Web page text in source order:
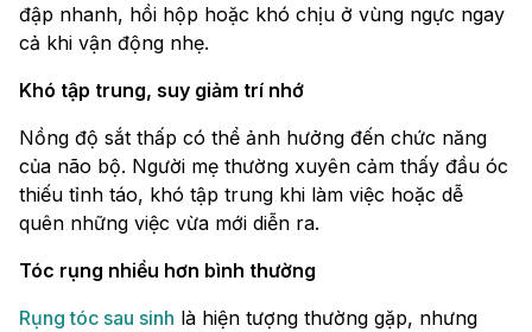
đập nhanh, hồi hộp hoặc khó chịu ở vùng ngực ngay
cả khi vận động nhẹ.
Khó tập trung, suy giảm trí nhớ
Nồng độ sắt thấp có thể ảnh hưởng đến chức năng
của não bộ. Người mẹ thường xuyên cảm thấy đầu óc
thiếu tỉnh táo, khó tập trung khi làm việc hoặc dễ
quên những việc vừa mới diễn ra.
Tóc rụng nhiều hơn bình thường
Rụng tóc sau sinh là hiện tượng thường gặp, nhưng